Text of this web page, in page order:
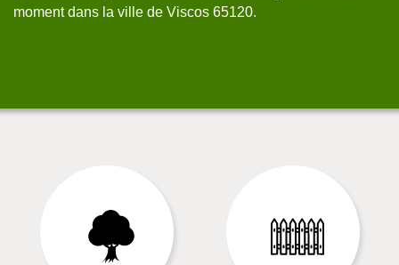
moment dans la ville de Viscos 65120.